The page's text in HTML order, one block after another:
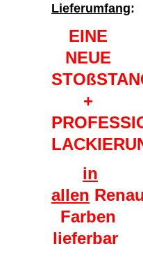
Lieferumfang:
EINE
NEUE
+
in
allen
Farben
lieferbar